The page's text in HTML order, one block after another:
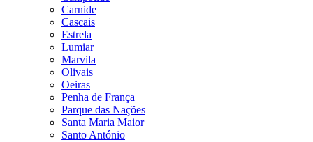
Carnide
Cascais
Estrela
Lumiar
Marvila
Olivais
Oeiras
Penha de França
Parque das Nações
Santa Maria Maior
Santo António